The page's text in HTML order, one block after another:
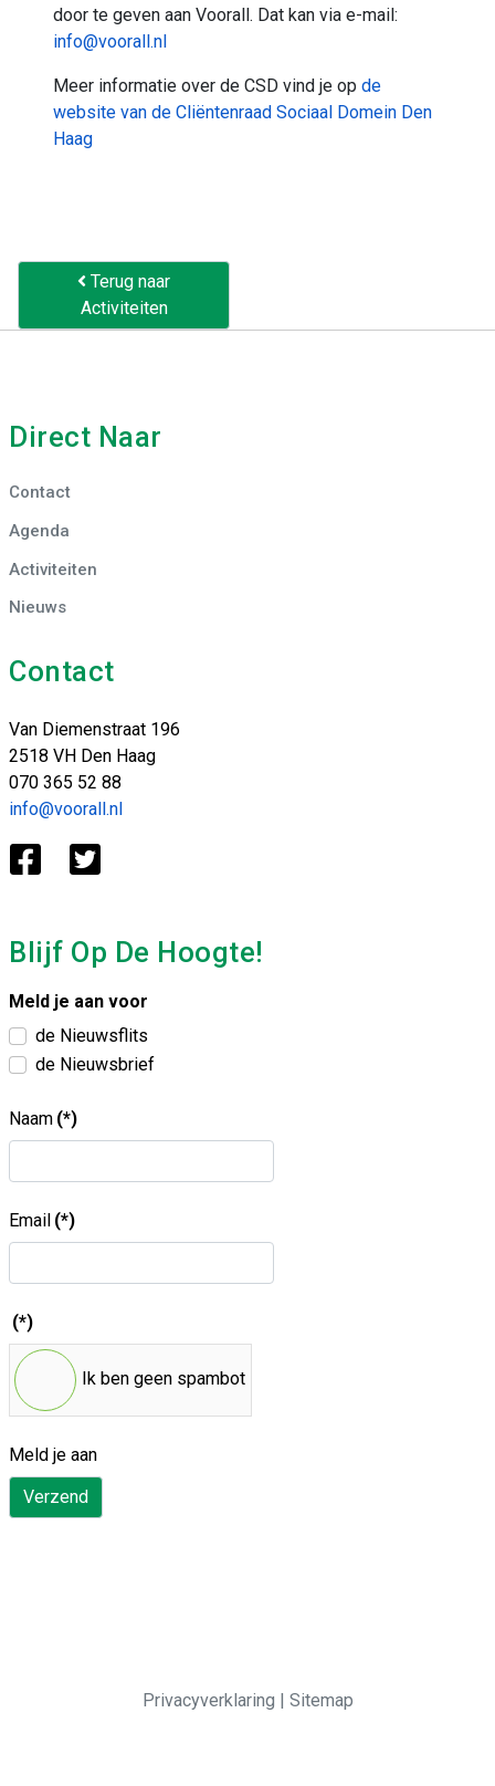
door te geven aan Voorall. Dat kan via e-mail:
info@voorall.nl
Meer informatie over de CSD vind je op de
website van de Cliëntenraad Sociaal Domein Den
Haag
Terug naar
Activiteiten
Direct Naar
Contact
Agenda
Activiteiten
Nieuws
Contact
Van Diemenstraat 196
2518 VH Den Haag
070 365 52 88
info@voorall.nl
Blijf Op De Hoogte!
Meld je aan voor
de Nieuwsflits
de Nieuwsbrief
Naam (*)
Email (*)
(*)
Ik ben geen spambot
Meld je aan
Verzend
Privacyverklaring Sitemap